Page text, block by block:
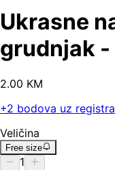
Ukrasne
grudnjak
2.00 KM
+2 bodova uz
Veličina
Free size
1